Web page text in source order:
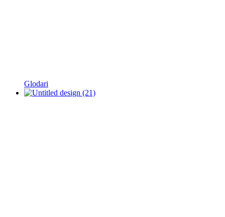
Glodari